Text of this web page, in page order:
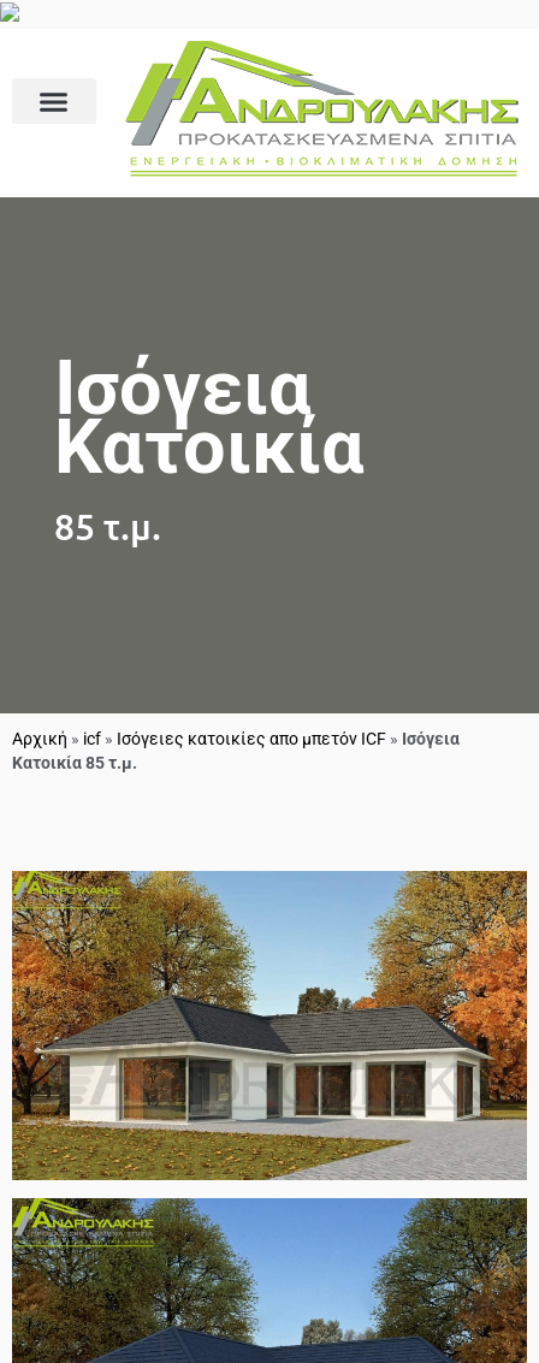
Ισόγεια
Κατοικία
85 τ.μ.
Αρχική » icf » Ισόγειες κατοικίες απο μπετόν ICF » Ισόγεια
Κατοικία 85 τ.μ.